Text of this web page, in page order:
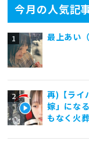
今月の人気記
最上あい
再)【ライ
嫁」にな
もなく火